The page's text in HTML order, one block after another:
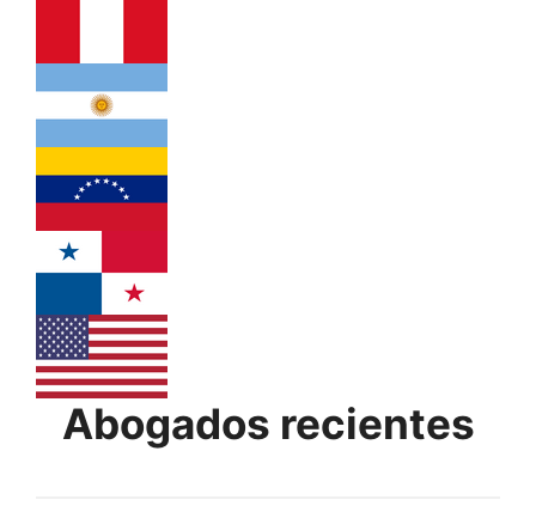
Abogados recientes